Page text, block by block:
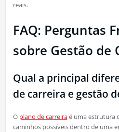
reais.
FAQ: Perguntas
sobre Gestão de
Qual a principal
de carreira e gestão
O plano de carreiraé uma estrutura
caminhos possíveis dentro de uma